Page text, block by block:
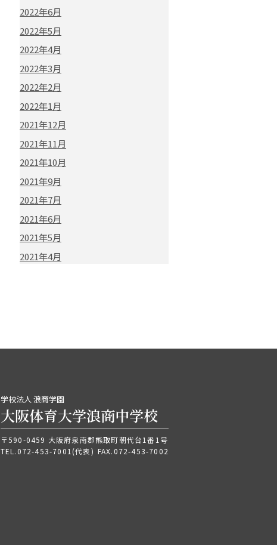
2022年6月
2022年5月
2022年4月
2022年3月
2022年2月
2022年1月
2021年12月
2021年11月
2021年10月
2021年9月
2021年7月
2021年6月
2021年5月
2021年4月
学校法人 浪商学園
大阪体育大学浪商中学校
〒590-0459 大阪府泉南郡熊取町朝代台1番1号
TEL. 072-453-7001 (代表) FAX.072-453-7002